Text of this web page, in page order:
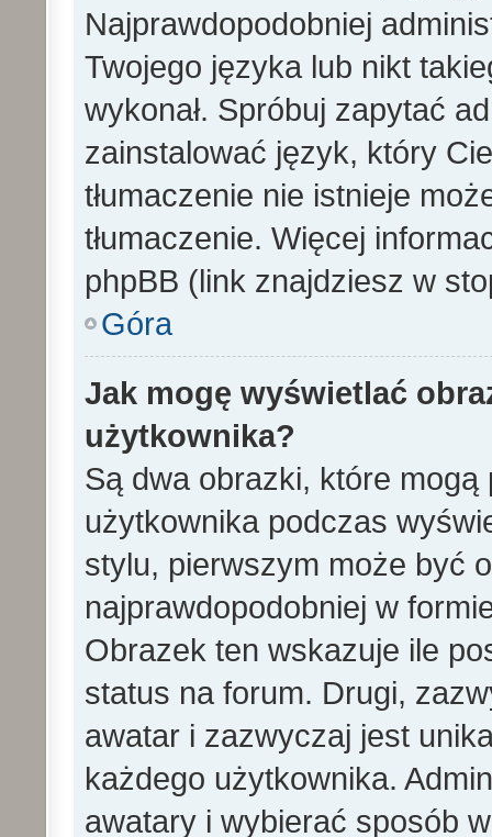
Najprawdopodobniej
Twojego języka lub nikt
wykonał. Spróbuj zapytać
zainstalować język, który
tłumaczenie nie istnieje
tłumaczenie. Więcej
phpBB (link znajdziesz w
Góra
Jak mogę wyświetlać
użytkownika?
Są dwa obrazki, które
użytkownika podczas
stylu, pierwszym może być
najprawdopodobniej w
Obrazek ten wskazuje ile
status na forum. Drugi,
awatar i zazwyczaj jest
każdego użytkownika.
awatary i wybierać sposób